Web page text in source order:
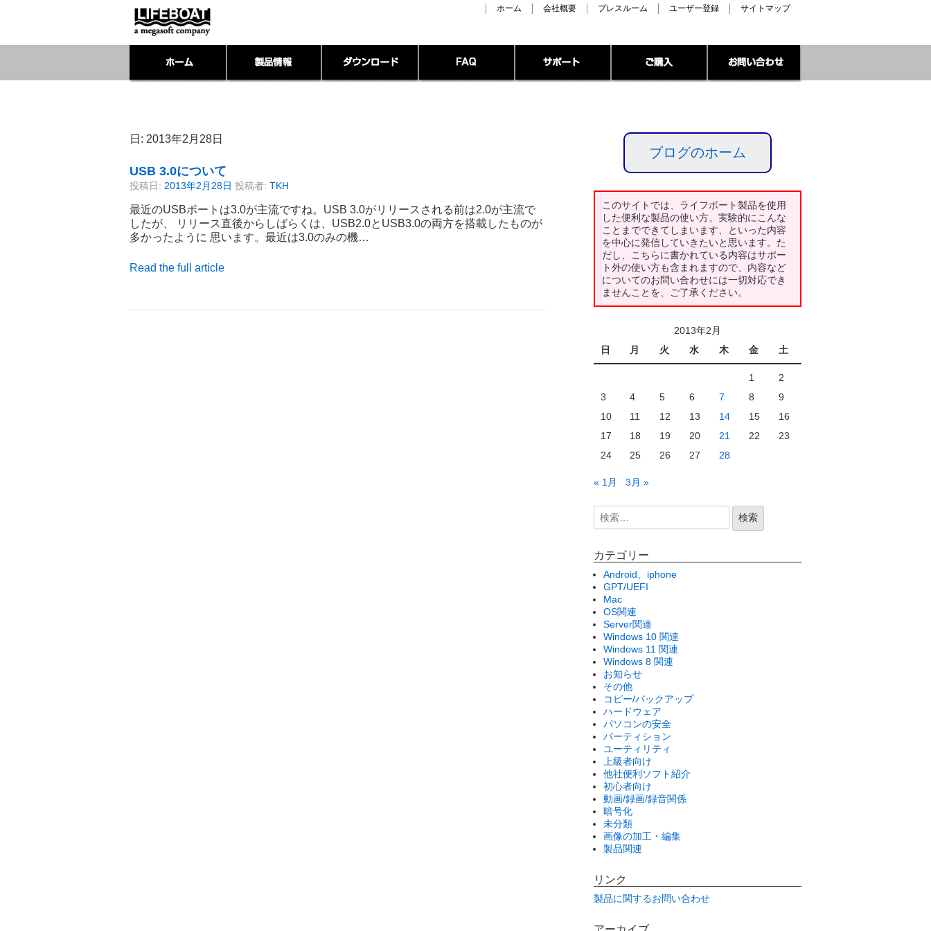
ホーム 会社概要 プレスルーム ユーザー登録 サイトマップ
日: 2013年2月28日
USB 3.0について
投稿日: 2013年2月28日 投稿者: TKH
最近のUSBポートは3.0が主流ですね。USB 3.0がリリースされる前は2.0が主流で
したが、 リリース直後からしばらくは、USB2.0とUSB3.0の両方を搭載したものが
多かったように 思います。最近は3.0のみの機…
Read the full article
ブログのホーム
このサイトでは、ライフボート製品を使用
した便利な製品の使い方、実験的にこんな
ことまでできてしまいます、といった内容
を中心に発信していきたいと思います。た
だし、こちらに書かれている内容はサポー
ト外の使い方も含まれますので、内容など
についてのお問い合わせには一切対応でき
ませんことを、ご了承ください。
2013年2月
日
月 火 水 木 金 土
1
2
3
4 5 6 7 8
9
10
11 12 13 14 15
16
17
18 19 20 21 22
23
24
25 26 27 28
« 1月 3月 »
カテゴリー
Android、iphone
GPT/UEFI
Mac
OS関連
Server関連
Windows 10 関連
Windows 11 関連
Windows 8 関連
お知らせ
その他
コピー/バックアップ
ハードウェア
パソコンの安全
パーティション
ユーティリティ
上級者向け
他社便利ソフト紹介
初心者向け
動画/録画/録音関係
暗号化
未分類
画像の加工・編集
製品関連
リンク
製品に関するお問い合わせ